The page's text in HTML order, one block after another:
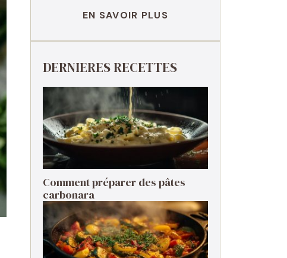
EN SAVOIR PLUS
DERNIERES RECETTES
Comment préparer des pâtes
carbonara ​